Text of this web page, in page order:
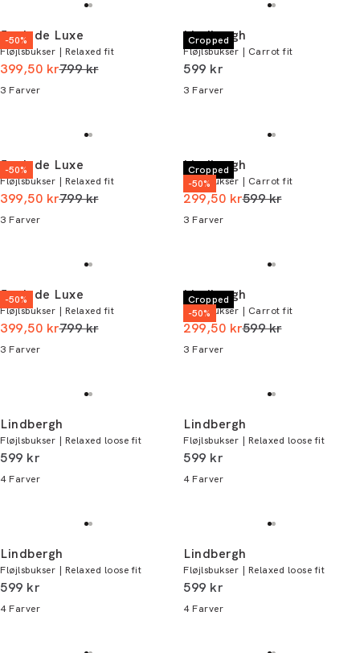
-50%
Junk de Luxe
Fløjlsbukser | Relaxed fit
399,50 krI alt (uden rabat)
799 kr
3 Farver
Cropped
Lindbergh
Fløjlsbukser | Carrot fit
I alt (inkl. rabat)
599 kr
3 Farver
-50%
Junk de Luxe
Fløjlsbukser | Relaxed fit
399,50 krI alt (uden rabat)
799 kr
3 Farver
Cropped
-50%
Lindbergh
Fløjlsbukser | Carrot fit
299,50 krI alt (uden rabat)
599 kr
3 Farver
-50%
Junk de Luxe
Fløjlsbukser | Relaxed fit
399,50 krI alt (uden rabat)
799 kr
3 Farver
Cropped
-50%
Lindbergh
Fløjlsbukser | Carrot fit
299,50 krI alt (uden rabat)
599 kr
3 Farver
Lindbergh
Fløjlsbukser | Relaxed loose fit
I alt (inkl. rabat)
599 kr
4 Farver
Lindbergh
Fløjlsbukser | Relaxed loose fit
I alt (inkl. rabat)
599 kr
4 Farver
Lindbergh
Fløjlsbukser | Relaxed loose fit
I alt (inkl. rabat)
599 kr
4 Farver
Lindbergh
Fløjlsbukser | Relaxed loose fit
I alt (inkl. rabat)
599 kr
4 Farver